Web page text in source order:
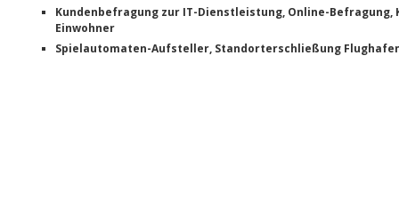
Kundenbefragung zur IT-Dienstleistung, Online-Befragung,
Einwohner
Spielautomaten-Aufsteller, Standorterschließung